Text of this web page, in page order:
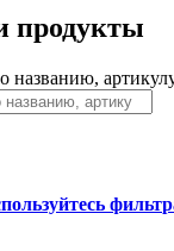
продукты
названию,